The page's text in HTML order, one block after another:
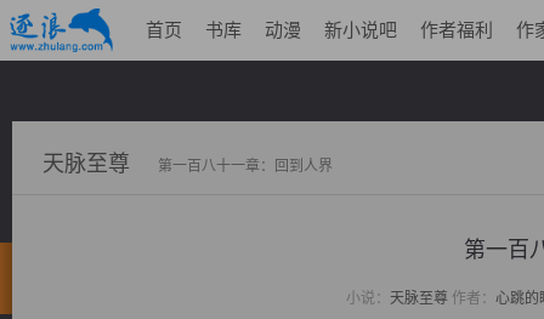
首页 书库 动漫 新小说吧 作者福利 作
天脉至尊 第一百八十一章：回到人界
第一百
小说： 天脉至尊作者： 心跳的